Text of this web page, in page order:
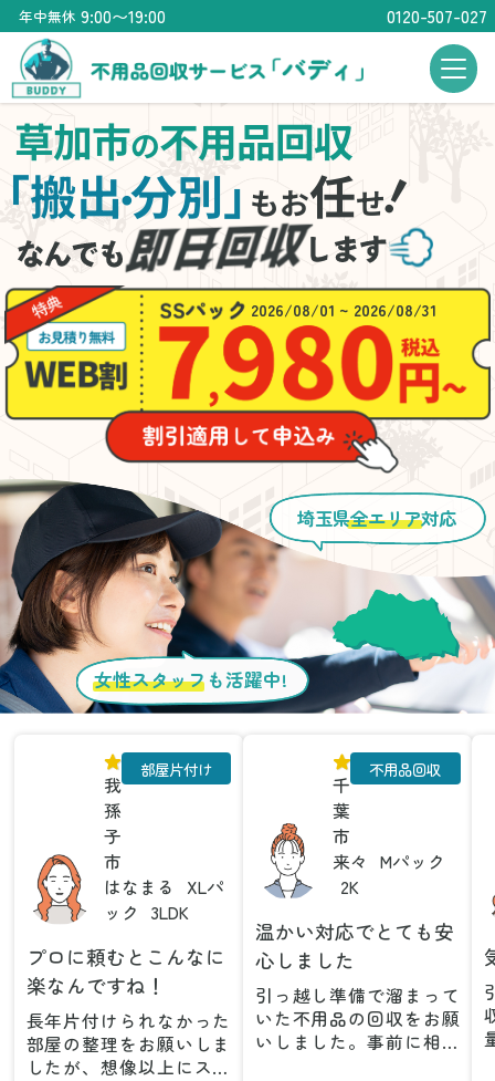
年中無休 9:00〜19:00 0120-507-027
草加市の不用品回収
搬出・分別」もお任せ
！
2026/08/01 ~ 2026/08/31
女性スタッフ も活躍中!
埼玉県全エリア対応
我
孫
子
市
はなまる
XLパ
ック
3LDK
部屋片付け
プロに頼むとこんなに
楽なんですね！
長年片付けられなかった
部屋の整理をお願いしま
したが、想像以上にスム
千
葉
市
来々
Mパック
2K
不用品回収
温かい対応でとても安
心しました
引っ越し準備で溜まって
いた不用品の回収をお願
いしました。事前に相談